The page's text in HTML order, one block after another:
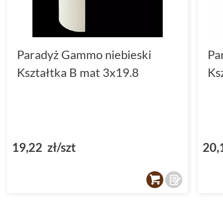
Paradyż Gammo niebieski
Kształtka B mat 3x19.8
19,22 zł/szt